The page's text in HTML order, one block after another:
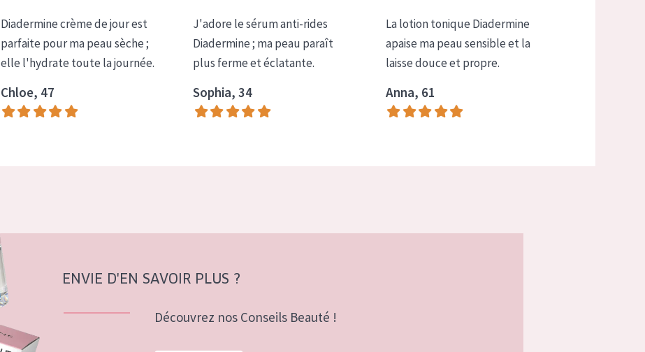
Diadermine crème de jour est
parfaite pour ma peau sèche ;
elle l'hydrate toute la journée.
Chloe, 47
J'adore le sérum anti-rides
Diadermine ; ma peau paraît
plus ferme et éclatante.
Sophia, 34
La lotion tonique Diadermine
apaise ma peau sensible et la
laisse douce et propre.
Anna, 61
ENVIE D'EN SAVOIR PLUS ?
Découvrez nos Conseils Beauté !